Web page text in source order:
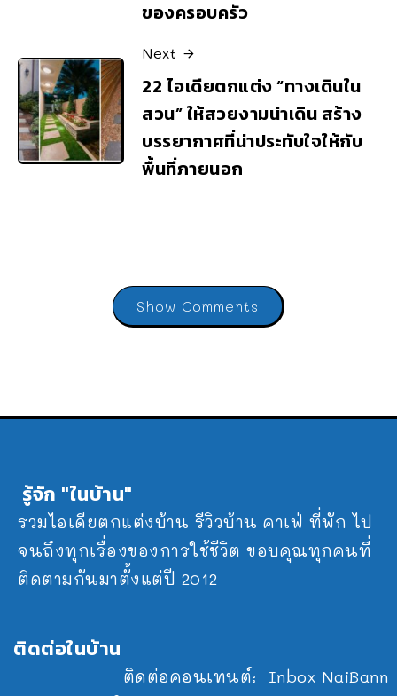
ของครอบครัว
Next
22 ไอเดียตกแต่ง “ทางเดินใน
สวน” ให้สวยงามน่าเดิน สร้าง
บรรยากาศที่น่าประทับใจให้กับ
พื้นที่ภายนอก
Show Comments
รู้จัก "ในบ้าน"
รวมไอเดียตกแต่งบ้าน รีวิวบ้าน คาเฟ่ ที่พัก ไป
จนถึงทุกเรื่องของการใช้ชีวิต ขอบคุณทุกคนที่
ติดตามกันมาตั้งแต่ปี 2012
ติดต่อในบ้าน
ติดต่อคอนเทนต์: Inbox NaiBann